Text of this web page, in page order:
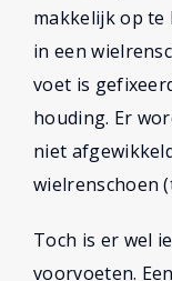
makkelijk op te
in een
voet is
houding. Er
niet
wielrenschoen
Toch is er wel
voorvoeten.